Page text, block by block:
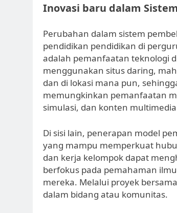
Inovasi baru dalam
Perubahan dalam sistem
pendidikan pendidikan di
adalah pemanfaatan teknologi
menggunakan situs daring,
dan di lokasi mana pun,
memungkinkan pemanfaatan
simulasi, dan konten
Di sisi lain, penerapan model
yang mampu memperkuat
dan kerja kelompok dapat
berfokus pada pemahaman
mereka. Melalui proyek
dalam bidang atau komunitas.